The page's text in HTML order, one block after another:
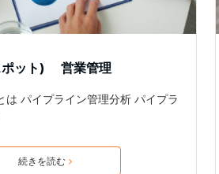
ット) 営業管理
は パイプライン管理分析 パイプラ
続きを読む